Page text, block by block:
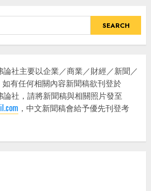
論社主要以企業／商業／財經／新聞／
有任何相關內容新聞稿欲刊登於
弗論社，請將新聞稿與相關照片發至
，中文新聞稿會給予優先刊登考